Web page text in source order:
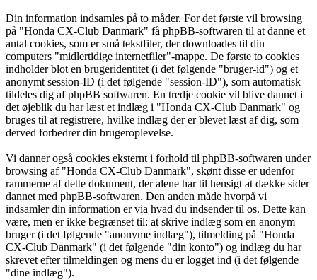
Din information indsamles på to måder. For det første vil browsing
på "Honda CX-Club Danmark" få phpBB-softwaren til at danne et
antal cookies, som er små tekstfiler, der downloades til din
computers "midlertidige internetfiler"-mappe. De første to cookies
indholder blot en brugeridentitet (i det følgende "bruger-id") og et
anonymt session-ID (i det følgende "session-ID"), som automatisk
tildeles dig af phpBB softwaren. En tredje cookie vil blive dannet i
det øjeblik du har læst et indlæg i "Honda CX-Club Danmark" og
bruges til at registrere, hvilke indlæg der er blevet læst af dig, som
derved forbedrer din brugeroplevelse.
Vi danner også cookies eksternt i forhold til phpBB-softwaren under
browsing af "Honda CX-Club Danmark", skønt disse er udenfor
rammerne af dette dokument, der alene har til hensigt at dække sider
dannet med phpBB-softwaren. Den anden måde hvorpå vi
indsamler din information er via hvad du indsender til os. Dette kan
være, men er ikke begrænset til: at skrive indlæg som en anonym
bruger (i det følgende "anonyme indlæg"), tilmelding på "Honda
CX-Club Danmark" (i det følgende "din konto") og indlæg du har
skrevet efter tilmeldingen og mens du er logget ind (i det følgende
"dine indlæg").